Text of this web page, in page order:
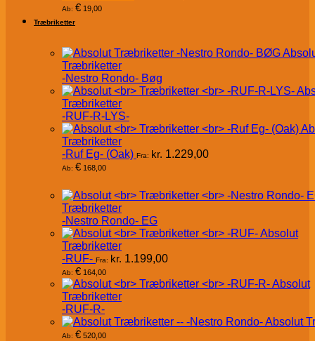
Ab: € 19,00
Træbriketter
Træbriketter
-Nestro Rondo- Bøg
Træbriketter
-RUF-R-LYS-
Træbriketter
-Ruf Eg- (Oak) Fra: kr. 1.229,00
Ab: € 168,00
Træbriketter
-Nestro Rondo- EG
Absolut
Træbriketter
-RUF- Fra: kr. 1.199,00
Ab: € 164,00
Absolut
Træbriketter
-RUF-R-
Absolut
Ab: € 520,00